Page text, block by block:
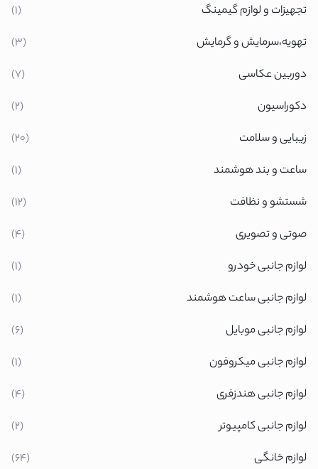
تجهیزات و لوازم گیمینگ
(1)
تهویه،سرمایش و گرمایش
(3)
دوربین عکاسی
(7)
دکوراسیون
(2)
زیبایی و سلامت
(20)
ساعت و بند هوشمند
(1)
شستشو و نظافت
(12)
صوتی و تصویری
(4)
لوازم جانبی خودرو
(1)
لوازم جانبی ساعت هوشمند
(1)
لوازم جانبی موبایل
(6)
لوازم جانبی میکروفون
(1)
لوازم جانبی هندزفری
(4)
لوازم جانبی کامپیوتر
(2)
لوازم خانگی
(64)